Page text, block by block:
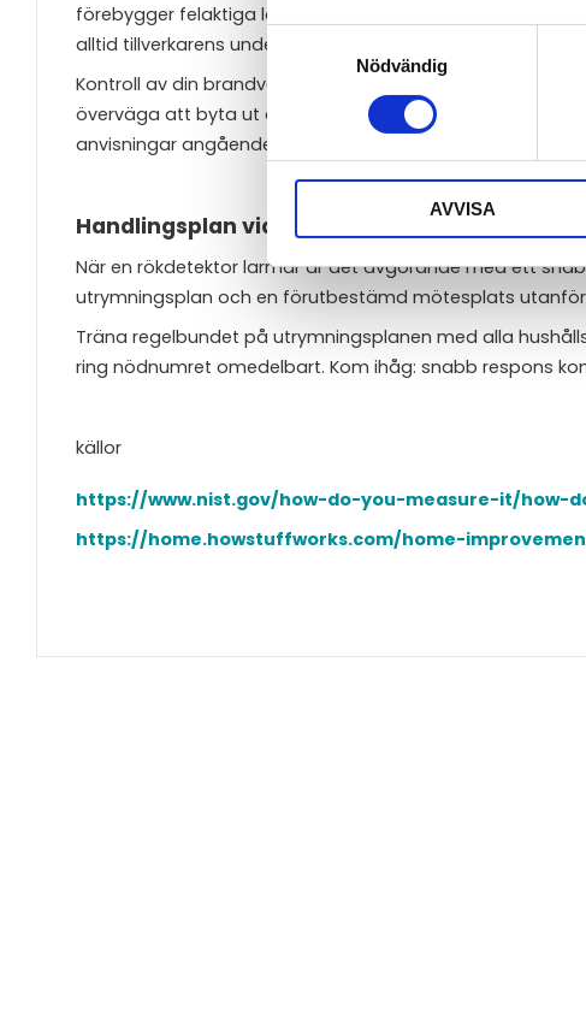
Samtyckesval
Nödvändig
AVVISA
förebygger felaktiga larm. Se också till att hålla den fri
alltid tillverkarens underhållsinstruktioner noggrant.
Kontroll av din brandvarnare är avgörande för din
överväga att byta ut din rökdetektor vart tionde år,
anvisningar angående underhåll och kontroll för bästa
Handlingsplan vid larm
När en rökdetektor larmar är det avgörande med ett
utrymningsplan och en förutbestämd mötesplats
Träna regelbundet på utrymningsplanen med alla
ring nödnumret omedelbart. Kom ihåg: snabb respons
källor
https://www.nist.gov/how-do-you-measure-it/how-
https://home.howstuffworks.com/home-